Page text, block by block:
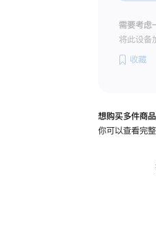
需要考虑
将此设备
收藏
想购买多件商品
你可以查看完